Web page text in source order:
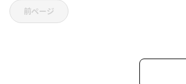
前ページ